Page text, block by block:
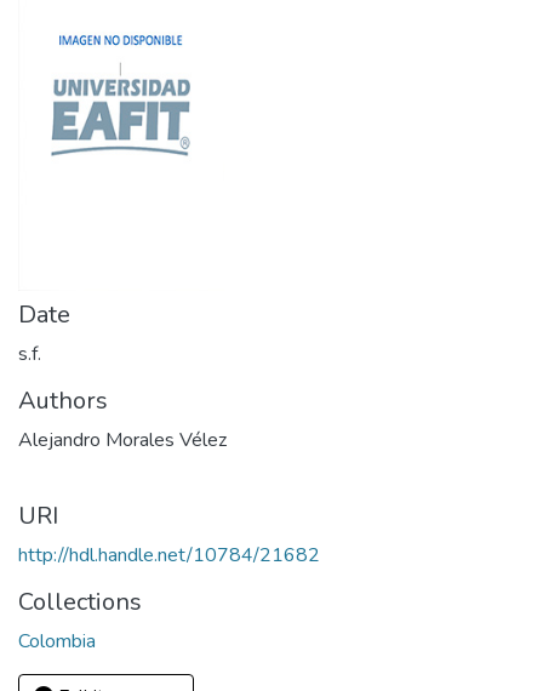
Date
s.f.
Authors
Alejandro Morales Vélez
URI
http://hdl.handle.net/10784/21682
Collections
Colombia